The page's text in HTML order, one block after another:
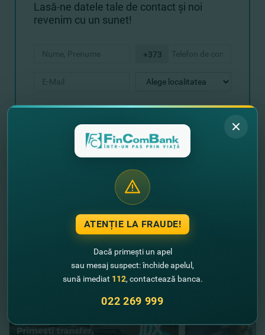
Lasă-ne datele tale de contact şi noi
revenim cu un sunet!
+373
Alte noutăţiATENȚIE LA FRAUDE!
Dacă primești un apel
sau mesaj suspect: închide apelul,
sună imediat 112, contactează banca.
022 269 999